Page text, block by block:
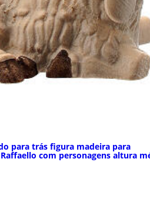
para trás figura madeira para
com personagens altura